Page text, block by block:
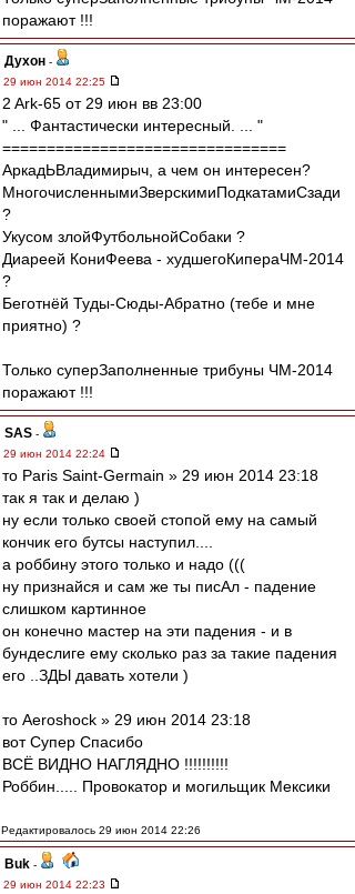
поражают !!!
Духон -
29 июн 2014 22:25
2 Ark-65 от 29 июн вв 23:00
" ... Фантастически интересный. ... "
================================
АркадЬВладимирыч, а чем он интересен?
МногочисленнымиЗверскимиПодкатамиСзади
?
Укусом злойФутбольнойСобаки ?
Диареей КониФеева - худшегоКипераЧМ-2014
?
Беготнёй Туды-Сюды-Абратно (тебе и мне
приятно) ?
Только суперЗаполненные трибуны ЧМ-2014
поражают !!!
SAS -
29 июн 2014 22:24
то Paris Saint-Germain » 29 июн 2014 23:18
так я так и делаю )
ну если только своей стопой ему на самый
кончик его бутсы наступил....
а роббину этого только и надо (((
ну признайся и сам же ты писАл - падение
слишком картинное
он конечно мастер на эти падения - и в
бундеслиге ему сколько раз за такие падения
его ..ЗДЫ давать хотели )
то Aeroshock » 29 июн 2014 23:18
вот Супер Спасибо
ВСЁ ВИДНО НАГЛЯДНО !!!!!!!!!!
Роббин..... Провокатор и могильщик Мексики
Редактировалось 29 июн 2014 22:26
Buk -
29 июн 2014 22:23